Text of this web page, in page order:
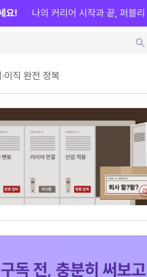
이직 완전 정복
요! 나의 커리어 시작과 끝, 퍼블리